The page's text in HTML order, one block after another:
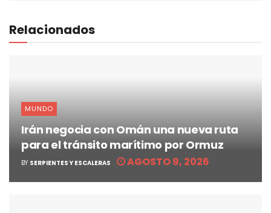
Relacionados
MUNDO
Irán negocia con Omán una nueva ruta
para el tránsito marítimo por Ormuz
BY SERPIENTES Y ESCALERAS AGOSTO 9, 2026